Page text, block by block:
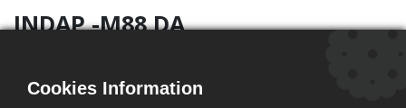
INDAP -M88 DA
Cookies Information